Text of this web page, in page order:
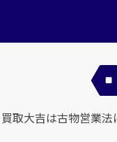
買取大吉は古物営業法